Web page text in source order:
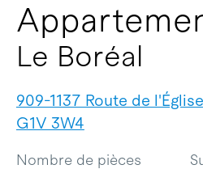
Le Boréal
909-1137 Route de
G1V 3W4
Nombre de pièces